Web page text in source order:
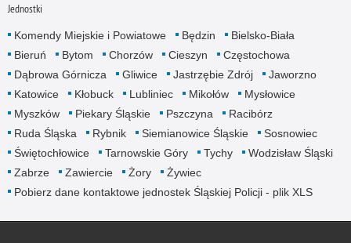
Jednostki
Komendy Miejskie i Powiatowe Będzin
Bielsko-Biała
Bieruń
Bytom Chorzów Cieszyn
Częstochowa
Dąbrowa Górnicza
Gliwice Jastrzębie Zdrój
Jaworzno
Katowice
Kłobuck Lubliniec Mikołów
Mysłowice
Myszków
Piekary Śląskie Pszczyna
Racibórz
Ruda Śląska
Rybnik Siemianowice Śląskie
Sosnowiec
Świętochłowice
Tarnowskie Góry Tychy
Wodzisław Śląski
Zabrze
Zawiercie Żory
Żywiec
Pobierz dane kontaktowe jednostek Śląskiej Policji - plik XLS